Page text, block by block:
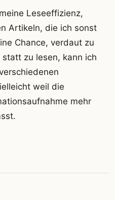
Leseeffizienz,
Artikeln, die ich sonst
Chance, verdaut zu
zu lesen, kann ich
weil die
mehr